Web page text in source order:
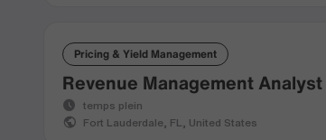
Pricing & Yield Management
Revenue Management Analyst
temps plein
Fort Lauderdale, FL, United States